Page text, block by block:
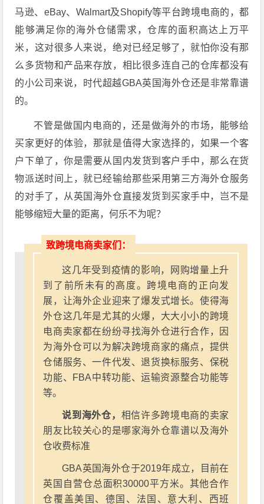
马逊、eBay、Walmart及Shopify等平台跨境电商的，都
能够满足你的海外仓储需求，仓库的面积高达上万平
米，这对很多人来说，绝对已经足够了，就怕你没有那
么多货物和产品来存放，相比很多连自己的仓库都没有
的小公司来说，时代超越GBA英国海外仓还是非常靠谱
的。
不管是做国内电商的，还是做海外的市场，能够给
买家更好的体验，那就是值得大家选择的，如果一个客
户下单了，你是需要从国内发货到客户手中，那么在货
物派送时间上，就已经输给那些采用第三方海外仓服务
的对手了，从英国海外仓直接发货到买家手中，岂不是
能够缩短大量的距离，何乐不为呢？
致跨境电商卖家们：
这几年受到疫情的影响，网购增量上升
到了前所未有的高度。跨境电商的正向发
展，让海外企业迎来了爆发式增长。使得海
外仓这几年是尤其的火爆，大大小小的跨境
电商卖家都在纷纷寻找海外仓进行合作，因
为海外仓可以为解决跨境商家的痛点，提供
仓储服务、一件代发、退货换标服务、保税
功能、FBA中转功能、运输资源整合功能等
等。
说到海外仓， 相信许多跨境电商的卖家
朋友比较关心的是哪家海外仓靠谱以及海外
仓收费标准
GBA英国海外仓于2019年成立，目前在
英国自营仓总面积30000平方米。其他合作
仓覆盖美国、德国、法国、意大利、西班